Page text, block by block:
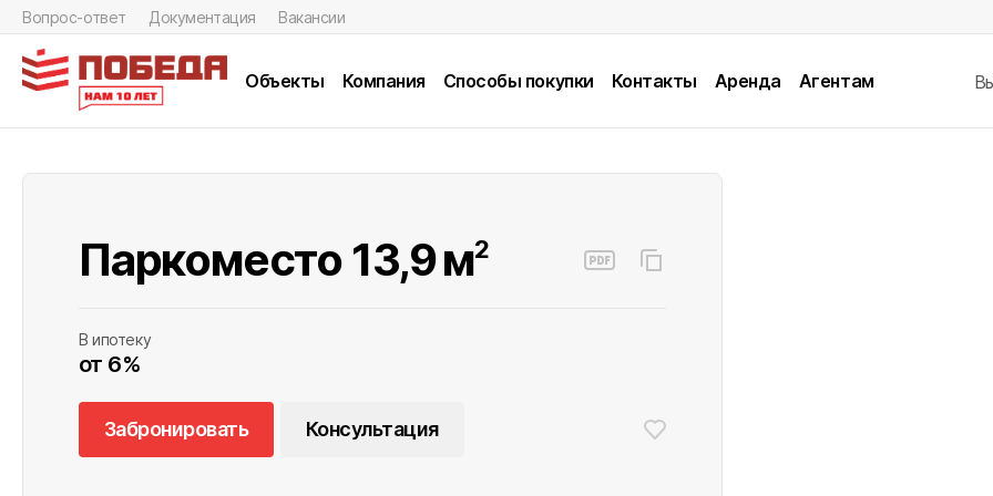
Вопрос-ответ Документация Вакансии
Объекты Компания Способы покупки Контакты Аренда Агентам
Паркоместо 13,9м2
В ипотеку
от 6%
Забронировать Консультация